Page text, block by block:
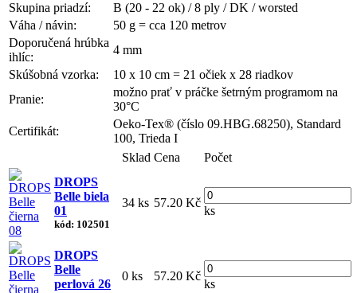
Skupina priadzí:
B (20 - 22 ok) / 8 ply / DK / worsted
Váha / návin:
50 g = cca 120 metrov
Doporučená hrúbka
ihlíc:
4 mm
Skúšobná vzorka:
10 x 10 cm = 21 očiek x 28 riadkov
Pranie:
možno prať v práčke šetrným programom na
30°C
Certifikát:
Oeko-Tex® (číslo 09.HBG.68250), Standard
100, Trieda I
Sklad Cena
Počet
DROPS
Belle biela
01
kód: 102501
34 ks 57.20 Kč
ks
DROPS
Belle
perlová 26
0 ks 57.20 Kč
ks